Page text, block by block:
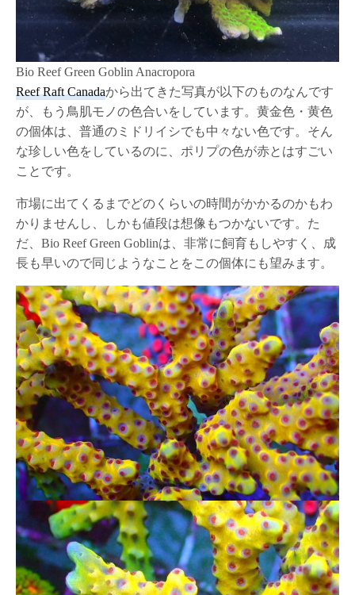
Bio Reef Green Goblin Anacropora
Reef Raft Canadaから出てきた写真が以下のものなんです
が、もう鳥肌モノの色合いをしています。黄金色・黄色
の個体は、普通のミドリイシでも中々ない色です。そん
な珍しい色をしているのに、ポリプの色が赤とはすごい
ことです。
市場に出てくるまでどのくらいの時間がかかるのかもわ
かりませんし、しかも値段は想像もつかないです。た
だ、Bio Reef Green Goblinは、非常に飼育もしやすく、成
長も早いので同じようなことをこの個体にも望みます。